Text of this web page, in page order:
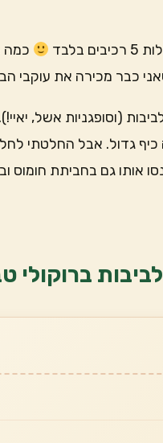
כמה
כבר מכירה את עוקבי
הקרובה, נכין 4 סוגי לביבות
כיף גדול. אבל החלטתי
אותו גם בחביתת חומוס
ברוקולי